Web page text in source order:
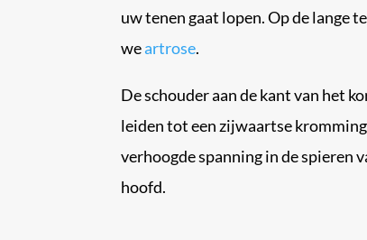
uw tenen gaat lopen. Op de lange
weartrose.
De schouder aan de kant van het
leiden tot een zijwaartse kromming
verhoogde spanning in de spieren
hoofd.